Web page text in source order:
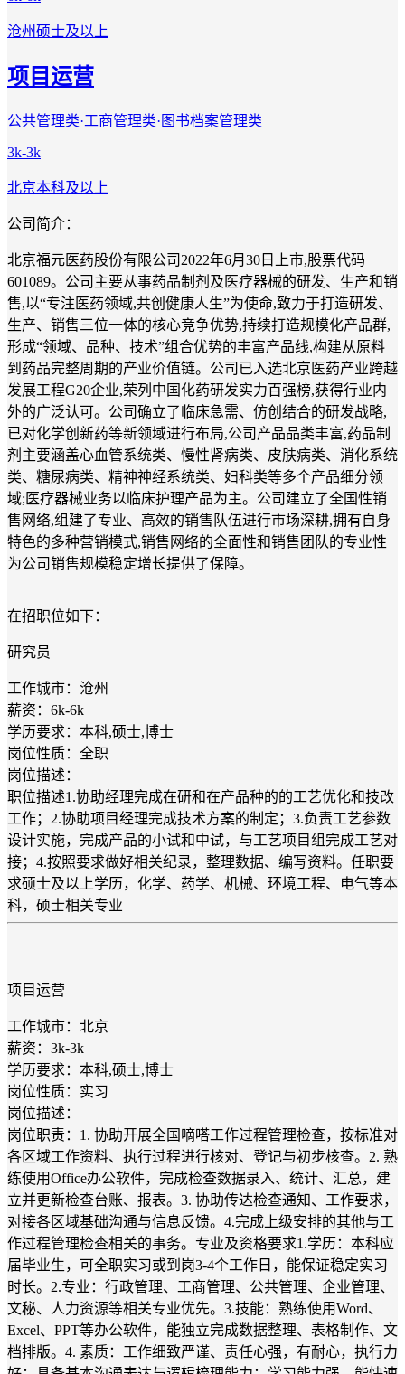
沧州硕士及以上
项目运营
公共管理类·工商管理类·图书档案管理类
3k-3k
北京本科及以上
公司简介：
北京福元医药股份有限公司2022年6月30日上市,股票代码
601089。公司主要从事药品制剂及医疗器械的研发、生产和销
售,以“专注医药领域,共创健康人生”为使命,致力于打造研发、
生产、销售三位一体的核心竞争优势,持续打造规模化产品群,
形成“领域、品种、技术”组合优势的丰富产品线,构建从原料
到药品完整周期的产业价值链。公司已入选北京医药产业跨越
发展工程G20企业,荣列中国化药研发实力百强榜,获得行业内
外的广泛认可。公司确立了临床急需、仿创结合的研发战略,
已对化学创新药等新领域进行布局,公司产品品类丰富,药品制
剂主要涵盖心血管系统类、慢性肾病类、皮肤病类、消化系统
类、糖尿病类、精神神经系统类、妇科类等多个产品细分领
域;医疗器械业务以临床护理产品为主。公司建立了全国性销
售网络,组建了专业、高效的销售队伍进行市场深耕,拥有自身
特色的多种营销模式,销售网络的全面性和销售团队的专业性
为公司销售规模稳定增长提供了保障。
在招职位如下：
研究员
工作城市：沧州
薪资：6k-6k
学历要求：本科,硕士,博士
岗位性质：全职
岗位描述：
职位描述1.协助经理完成在研和在产品种的的工艺优化和技改
工作；2.协助项目经理完成技术方案的制定；3.负责工艺参数
设计实施，完成产品的小试和中试，与工艺项目组完成工艺对
接；4.按照要求做好相关纪录，整理数据、编写资料。任职要
求硕士及以上学历，化学、药学、机械、环境工程、电气等本
科，硕士相关专业
项目运营
工作城市：北京
薪资：3k-3k
学历要求：本科,硕士,博士
岗位性质：实习
岗位描述：
岗位职责：1. 协助开展全国嘀嗒工作过程管理检查，按标准对
各区域工作资料、执行过程进行核对、登记与初步核查。2. 熟
练使用Office办公软件，完成检查数据录入、统计、汇总，建
立并更新检查台账、报表。3. 协助传达检查通知、工作要求，
对接各区域基础沟通与信息反馈。​4.完成上级安排的其他与工
作过程管理检查相关的事务。专业及资格要求1.学历：本科应
届毕业生，可全职实习或到岗3-4个工作日，能保证稳定实习
时长。​2.专业：行政管理、工商管理、公共管理、企业管理、
文秘、人力资源等相关专业优先。​3.技能：熟练使用Word、
Excel、PPT等办公软件，能独立完成数据整理、表格制作、文
档排版。​4. 素质：工作细致严谨、责任心强，有耐心，执行力